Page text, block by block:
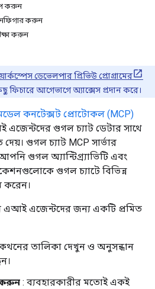
করুন
করুন
করুন
ডেভেলপার প্রিভিউ প্রোগ্রামের
ফিচারে আগেভাগে অ্যাক্সেস প্রদান করে।
কনটেক্সট প্রোটোকল (MCP)
এজেন্টদের গুগল চ্যাট ডেটার সাথে
গুগল চ্যাট MCP সার্ভার
গুগল অ্যান্টিগ্র্যাভিটি এবং
গুগল চ্যাটে বিভিন্ন
করেন।
এআই এজেন্টদের জন্য একটি প্রমিত
তালিকা দেখুন ও অনুসন্ধান
করুন : ব্যবহারকারীর মতোই একই